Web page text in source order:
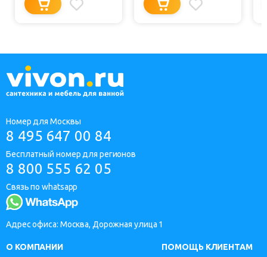
Номер для Москвы
8 495 647 00 84
Бесплатный номер для регионов
8 800 555 62 05
Связь по whatsapp
Адрес офиса: Москва, Дорожная улица 1
О КОМПАНИИ
ПОМОЩЬ КЛИЕНТАМ